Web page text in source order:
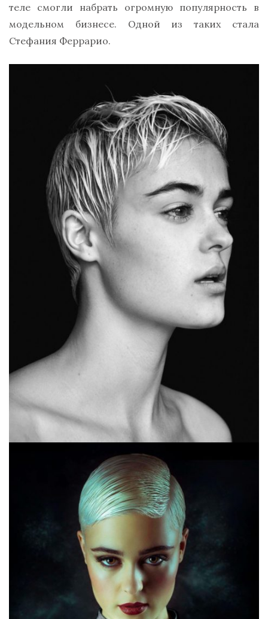
теле смогли набрать огромную популярность в
модельном бизнесе. Одной из таких стала
Стефания Феррарио.